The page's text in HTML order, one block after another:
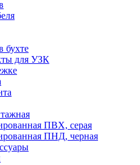
для УЗК
ПВХ, серая
ПНД, черная